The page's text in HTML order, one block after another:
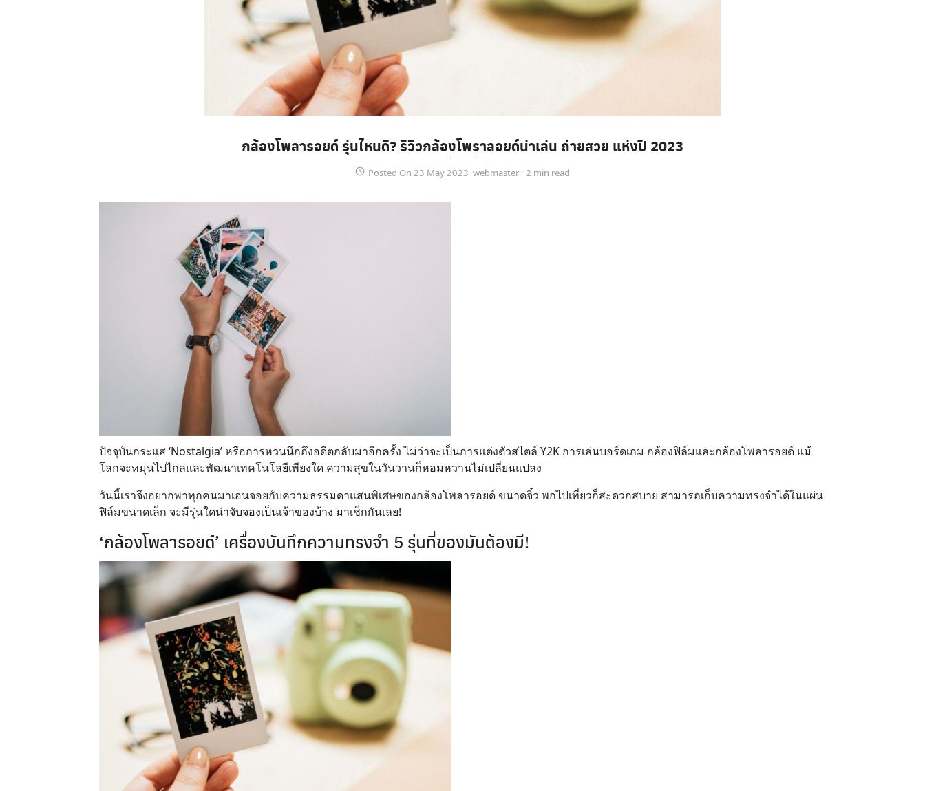
กล้องโพลารอยด์ รุ่นไหนดี? รีวิวกล้องโพราลอยด์น่าเล่น ถ่ายสวย แห่งปี 2023
Posted On 23 May 2023 webmaster ·
ปัจจุบันกระแส ‘Nostalgia’ หรือการหวนนึกถึงอดีตกลับมาอีกครั้ง ไม่ว่าจะเป็นการแต่งตัวสไตล์ Y2K การเล่นบอร์ดเกม กล้องฟิล์มและกล้องโพลารอยด์ แม้
โลกจะหมุนไปไกลและพัฒนาเทคโนโลยีเพียงใด ความสุขในวันวานก็หอมหวานไม่เปลี่ยนแปลง
วันนี้เราจึงอยากพาทุกคนมาเอนจอยกับความธรรมดาแสนพิเศษของกล้องโพลารอยด์ ขนาดจิ๋ว พกไปเที่ยวก็สะดวกสบาย สามารถเก็บความทรงจำได้ในแผ่น
ฟิล์มขนาดเล็ก จะมีรุ่นใดน่าจับจองเป็นเจ้าของบ้าง มาเช็กกันเลย!
‘กล้องโพลารอยด์’ เครื่องบันทึกความทรงจำ 5 รุ่นที่ของมันต้องมี!